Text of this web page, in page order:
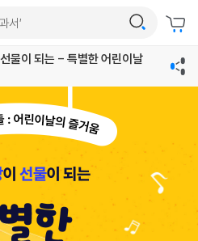
물이 되는 - 특별한 어린이날